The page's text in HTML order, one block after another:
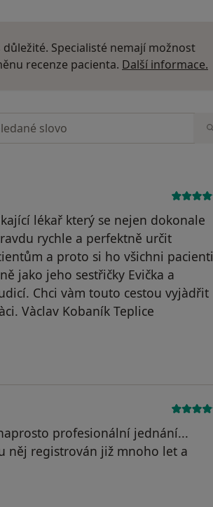
Specialisté nemají možnost
recenze pacienta. Další informace.
lékař který se nejen dokonale
rychle a perfektně určit
a proto si ho všichni pacienti
jako jeho sestřičky Evička a
Chci vàm touto cestou vyjàdřit
Vàclav Kobaník Teplice
odstraněn
profesionální jednání...
něj registrován již mnoho let a
byl odstraněn